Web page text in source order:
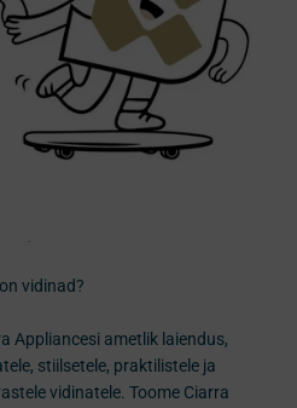
vidinad?
Appliancesi ametlik laiendus,
stiilsetele, praktilistele ja
vidinatele. Toome Ciarra